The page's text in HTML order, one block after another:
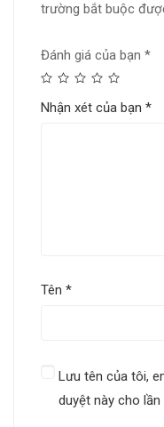
trường bắt buộc
Đánh giá của bạn *
Nhận xét của bạn *
Tên *
Lưu tên của tôi,
duyệt này cho